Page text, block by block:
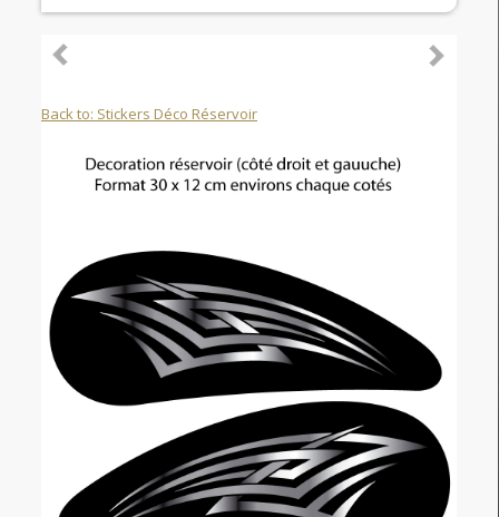
Back to: Stickers Déco Réservoir